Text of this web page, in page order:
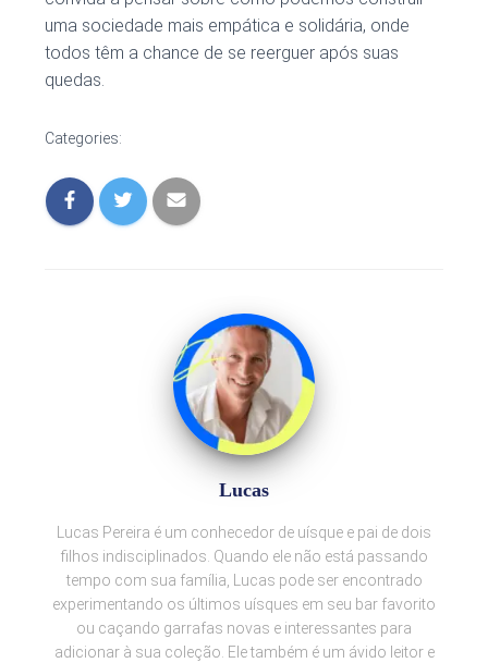
uma sociedade mais empática e solidária, onde
todos têm a chance de se reerguer após suas
quedas.
Categories:
Lucas
Lucas Pereira é um conhecedor de uísque e pai de dois
filhos indisciplinados. Quando ele não está passando
tempo com sua família, Lucas pode ser encontrado
experimentando os últimos uísques em seu bar favorito
ou caçando garrafas novas e interessantes para
adicionar à sua coleção. Ele também é um ávido leitor e